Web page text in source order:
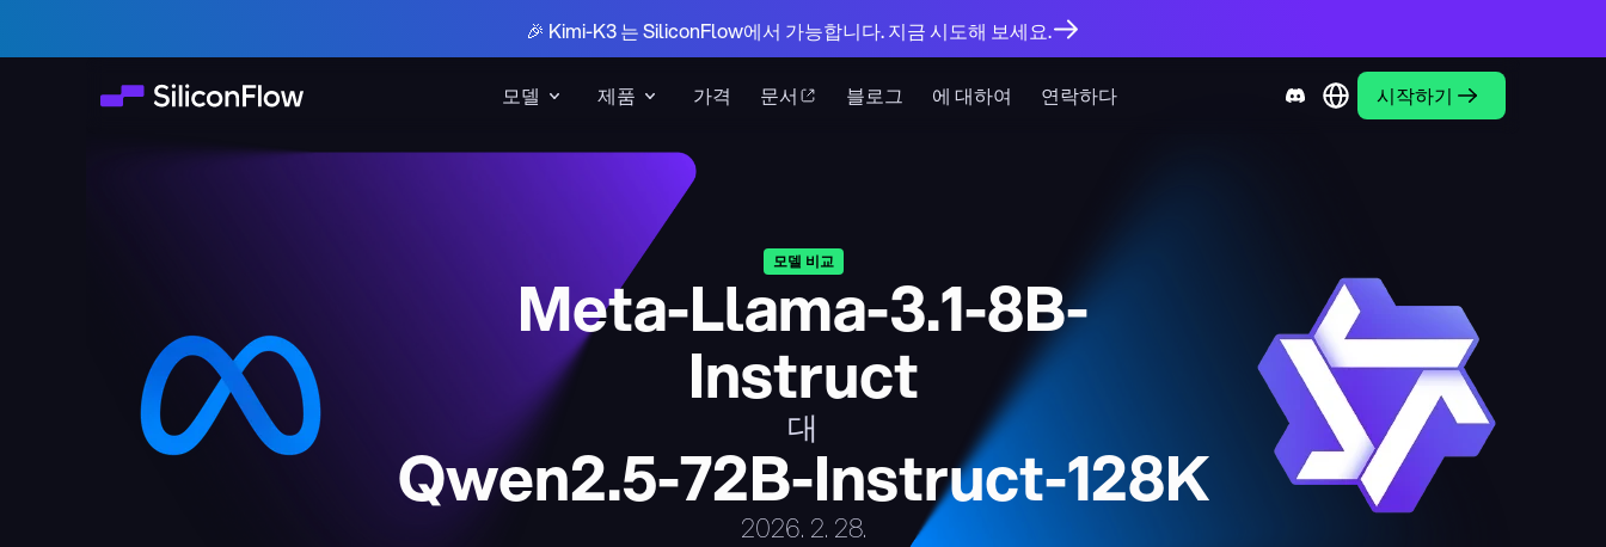
모델 제품 가격 문서 블로그 에 대하여 연락하다 시작하기
🎉 Kimi-K3 는 SiliconFlow에서 가능합니다. 지금 시도해 보세요.
모델 비교
Meta-Llama-3.1-8B-
Instruct
대
Qwen2.5-72B-Instruct-128K
2026. 2. 28.